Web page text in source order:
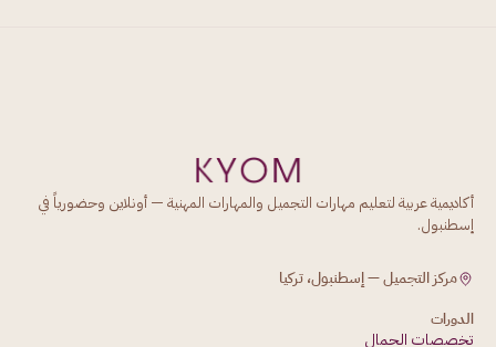
أكاديمية عربية لتعليم مهارات التجميل والمهارات المهنية — أونلاين وحضورياً في
إسطنبول.
مركز التجميل — إسطنبول، تركيا
الدورات
تخصصات الجمال